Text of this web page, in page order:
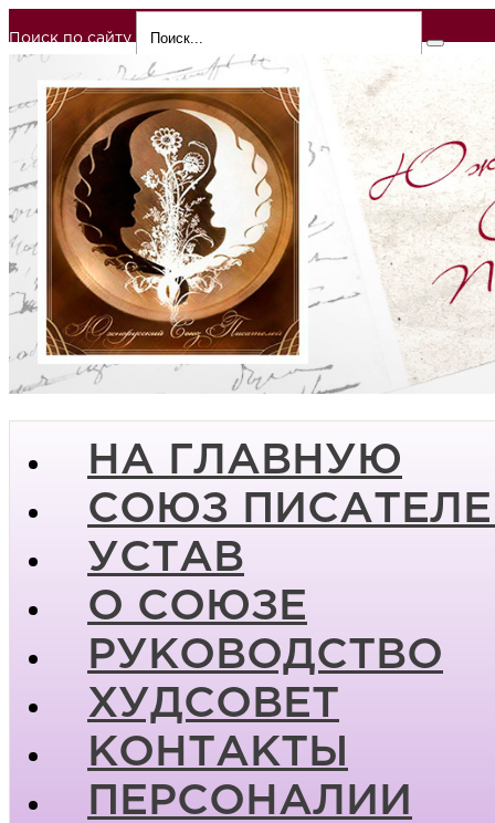
Поиск по сайту
НА ГЛАВНУЮ
СОЮЗ
УСТАВ
О СОЮЗЕ
РУКОВОДСТВО
ХУДСОВЕТ
КОНТАКТЫ
ПЕРСОНАЛИИ